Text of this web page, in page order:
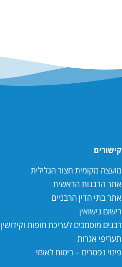
קישורים
מועצה מקומית חצור הגלילית
אתר הרבנות הראשית
אתר בתי הדין הרבניים
רישום נישואין
רבנים מוסמכים לעריכת חופות וקידושין
תעריפי אגרות
פינוי נפטרים – ביטוח לאומי